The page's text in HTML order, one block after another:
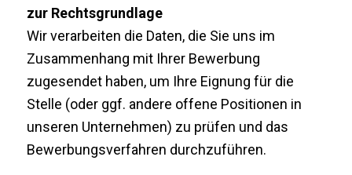
zur Rechtsgrundlage
Wir verarbeiten die Daten, die Sie uns im
Zusammenhang mit Ihrer Bewerbung
zugesendet haben, um Ihre Eignung für die
Stelle (oder ggf. andere offene Positionen in
unseren Unternehmen) zu prüfen und das
Bewerbungsverfahren durchzuführen.